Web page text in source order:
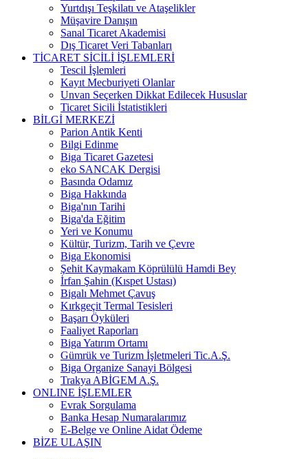
Yurtdışı Teşkilatı ve Ataşelikler
Müşavire Danışın
Sanal Ticaret Akademisi
Dış Ticaret Veri Tabanları
TİCARET SİCİLİ İŞLEMLERİ
Tescil İşlemleri
Kayıt Mecburiyeti Olanlar
Unvan Seçerken Dikkat Edilecek Hususlar
Ticaret Sicili İstatistikleri
BİLGİ MERKEZİ
Parion Antik Kenti
Bilgi Edinme
Biga Ticaret Gazetesi
eko SANCAK Dergisi
Basında Odamız
Biga Hakkında
Biga'nın Tarihi
Biga'da Eğitim
Yeri ve Konumu
Kültür, Turizm, Tarih ve Çevre
Biga Ekonomisi
Şehit Kaymakam Köprülülü Hamdi Bey
İrfan Şahin (Kıspet Ustası)
Bigalı Mehmet Çavuş
Kırkgeçit Termal Tesisleri
Başarı Öyküleri
Faaliyet Raporları
Biga Yatırım Ortamı
Gümrük ve Turizm İşletmeleri Tic.A.Ş.
Biga Organize Sanayi Bölgesi
Trakya ABİGEM A.Ş.
ONLINE İŞLEMLER
Evrak Sorgulama
Banka Hesap Numaralarımız
E-Belge ve Online Aidat Ödeme
BİZE ULAŞIN